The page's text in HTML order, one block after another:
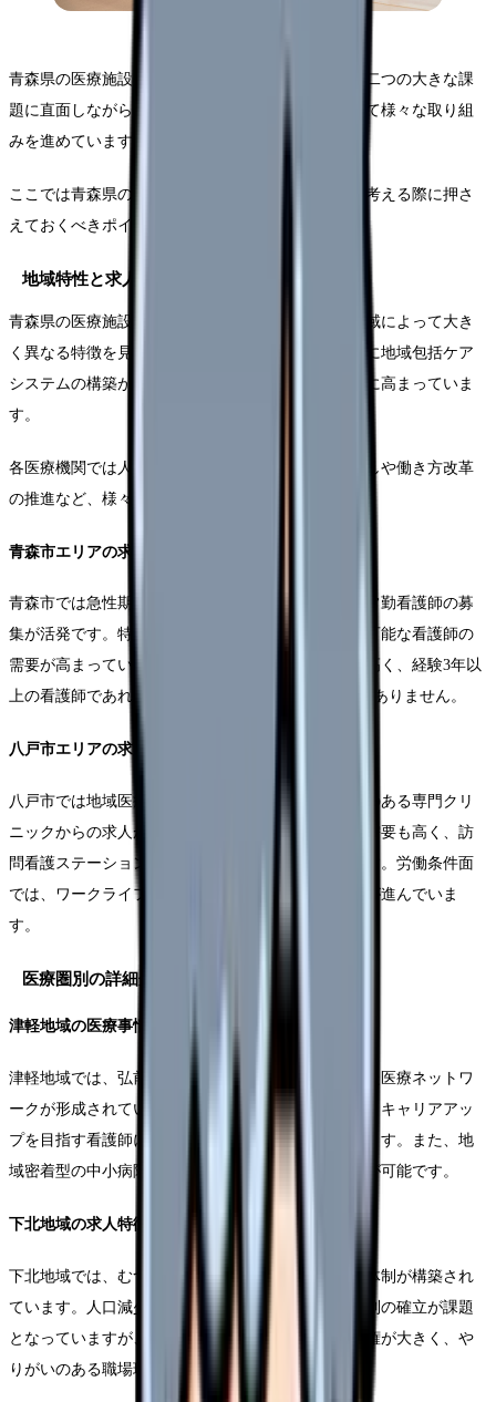
青森県の医療施設は現在、人口減少と高齢化という二つの大きな課
題に直面しながらも、地域医療の維持・発展に向けて様々な取り組
みを進めています。
ここでは青森県の看護師求人市場の特徴と、転職を考える際に押さ
えておくべきポイントをご説明します。
地域特性と求人傾向
青森県の医療施設における看護師の求人状況は、地域によって大き
く異なる特徴を見せています。2025年に向けて、特に地域包括ケア
システムの構築が急がれる中、看護師の需要は着実に高まっていま
す。
各医療機関では人材確保に向けて、給与水準の見直しや働き方改革
の推進など、様々な施策を実施しています。
青森市エリアの求人動向
青森市では急性期医療を担う大規模病院を中心に、常勤看護師の募
集が活発です。特に、専門性の高い看護師や、夜勤可能な看護師の
需要が高まっています。給与水準は県内でも比較的高く、経験3年以
上の看護師であれば年収400万円以上の求人も少なくありません。
八戸市エリアの求人特性
八戸市では地域医療の中核を担う総合病院や、特色のある専門クリ
ニックからの求人が目立ちます。また、在宅医療の需要も高く、訪
問看護ステーションからの求人も増加傾向にあります。労働条件面
では、ワークライフバランスを重視した働き方改革が進んでいま
す。
医療圏別の詳細分析
津軽地域の医療事情
津軽地域では、弘前大学医学部附属病院を中心とした医療ネットワ
ークが形成されています。研修制度が充実しており、キャリアアッ
プを目指す看護師にとって魅力的な環境が整っています。また、地
域密着型の中小病院では、きめ細やかな看護の実践が可能です。
下北地域の求人特徴
下北地域では、むつ総合病院を中核とした地域医療体制が構築され
ています。人口減少が進む中、効率的な医療提供体制の確立が課題
となっていますが、その分、看護師一人一人の裁量権が大きく、や
りがいのある職場環境が特徴です。